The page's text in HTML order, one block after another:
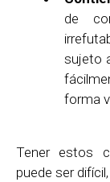
de
sujeto
forma
Tener estos
puede ser